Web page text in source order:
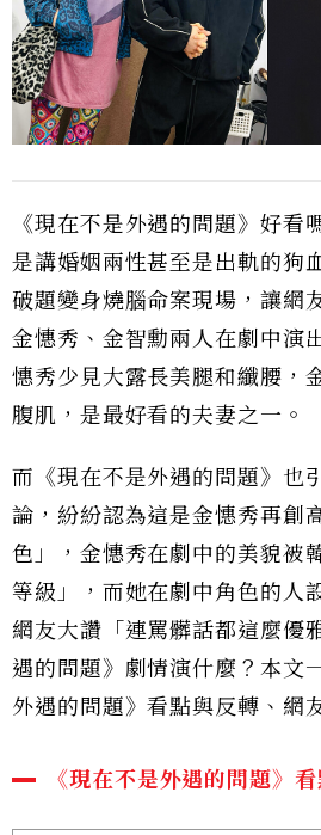
《現在不是外遇的問題》好看
是講婚姻兩性甚至是出軌的狗
破題變身燒腦命案現場，讓網
金憓秀、金智勳兩人在劇中演
憓秀少見大露長美腿和纖腰，
腹肌，是最好看的夫妻之一。
而《現在不是外遇的問題》也
論，紛紛認為這是金憓秀再創
色」，金憓秀在劇中的美貌被
等級」，而她在劇中角色的人
網友大讚「連罵髒話都這麼優
遇的問題》劇情演什麼？本文
外遇的問題》看點與反轉、網
《現在不是外遇的問題》